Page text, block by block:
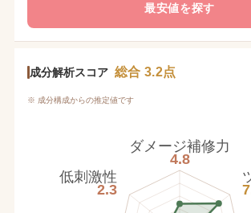
最安値を探す
成分解析スコア 総合 3.2点
※ 成分構成からの推定値です
ダメージ補修力
4.8
低刺激性
2.3